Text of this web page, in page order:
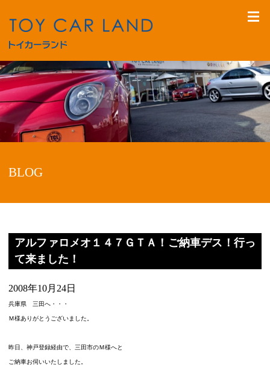
BLOG
アルファロメオ１４７ＧＴＡ！ご納車デス！行っ
て来ました！
2008年10月24日
兵庫県 三田へ・・・
Ｍ様ありがとうございました。
昨日、神戸登録経由で、三田市のＭ様へと
ご納車お伺いいたしました。